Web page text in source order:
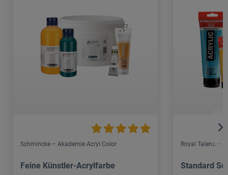
Schmincke – Akademie Acryl Color
Feine Künstler-Acrylfarbe
Royal Talens –
Standard